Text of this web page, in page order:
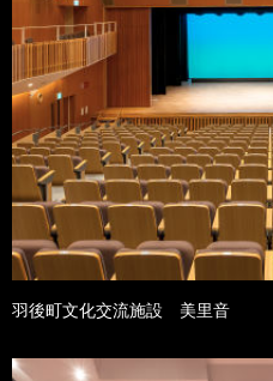
羽後町文化交流施設 美里音